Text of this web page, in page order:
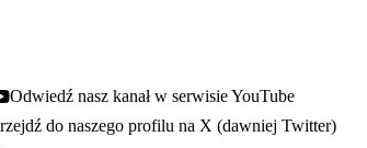
- otwiera się w nowej karcie
Odwiedź nasz kanał w serwisie YouTube
się w nowej karcie
do naszego profilu na X (dawniej Twitter)